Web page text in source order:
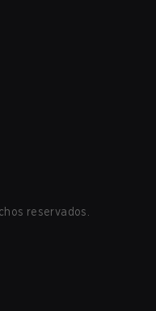
reservados.